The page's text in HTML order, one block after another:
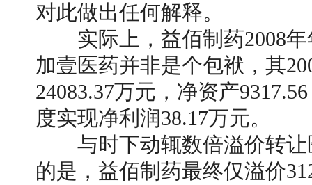
对此做出任何解释。
实际上，益佰制药2008年
加壹医药并非是个包袱，其
24083.37万元，净资产
度实现净利润38.17万元。
与时下动辄数倍溢价转让
的是，益佰制药最终仅溢价